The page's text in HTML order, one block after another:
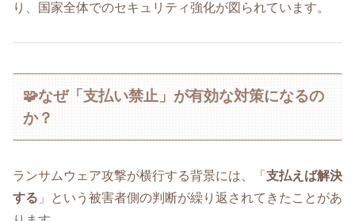
り、国家全体でのセキュリティ強化が図られています。
🧩なぜ「支払い禁止」が有効な対策になるの
か？
ランサムウェア攻撃が横行する背景には、「 支払えば解決
する 」という被害者側の判断が繰り返されてきたことがあ